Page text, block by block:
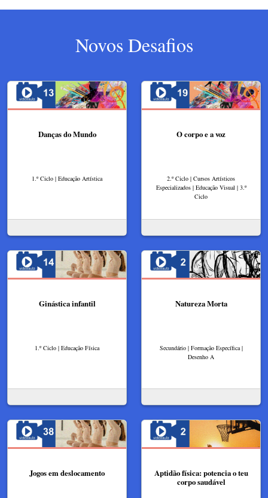
Novos Desafios
Danças do Mundo
1.º Ciclo | Educação Artística
O corpo e a voz
2.º Ciclo | Cursos Artísticos
Especializados | Educação Visual | 3.º
Ciclo
Ginástica infantil
1.º Ciclo | Educação Física
Natureza Morta
Secundário | Formação Específica |
Desenho A
Jogos em deslocamento
Aptidão física: potencia o teu
corpo saudável